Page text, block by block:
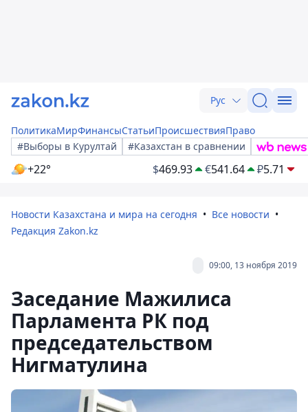
Рус
ПолитикаМирФинансыСтатьиПроисшествияПраво
#Выборы в Курултай
#Казахстан в сравнении
+22° $469.93 €541.64 ₽5.71
Новости Казахстана и мира на сегодня
Все новости
Редакция Zakon.kz
09:00, 13 ноября 2019
Заседание Мажилиса
Парламента РК под
председательством
Нигматулина